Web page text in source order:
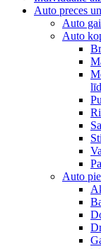
Auto preces
Auto
Auto
Auto